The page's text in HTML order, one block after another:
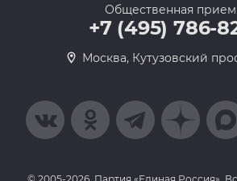
Общественная
+7 (495) 786-
Москва, Кутузовский